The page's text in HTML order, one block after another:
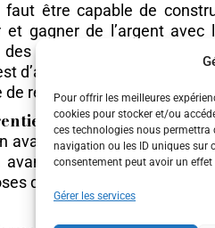
Pour offrir les meilleures
cookies pour stocker et/ou
ces technologies nous permettra
navigation ou les ID uniques sur
consentement peut avoir un
Gérer les services
faut être capable de
gagner de l’argent
clubs de sport ou à des
d’autant plus important
retour sur investissement
avantage concurrentiel sur
parce qu’elle a
qu’une entreprise qui